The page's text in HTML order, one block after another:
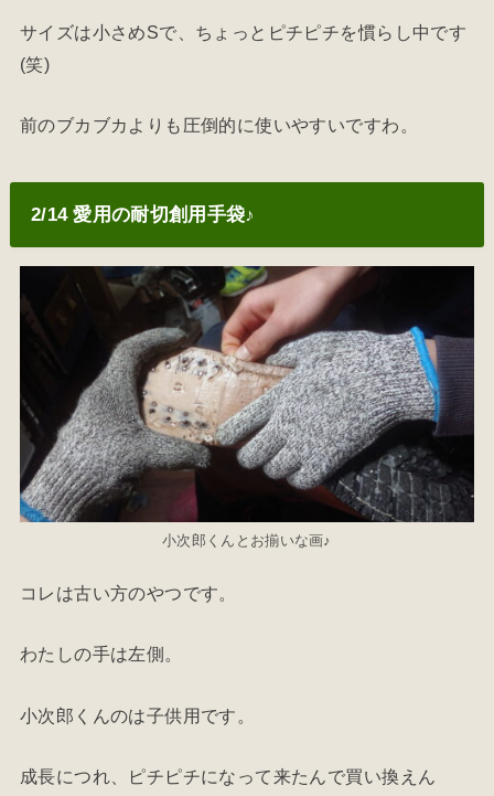
サイズは小さめSで、ちょっとピチピチを慣らし中です
(笑)
前のブカブカよりも圧倒的に使いやすいですわ。
2/14 愛用の耐切創用手袋♪
小次郎くんとお揃いな画♪
コレは古い方のやつです。
わたしの手は左側。
小次郎くんのは子供用です。
成長につれ、ピチピチになって来たんで買い換えん